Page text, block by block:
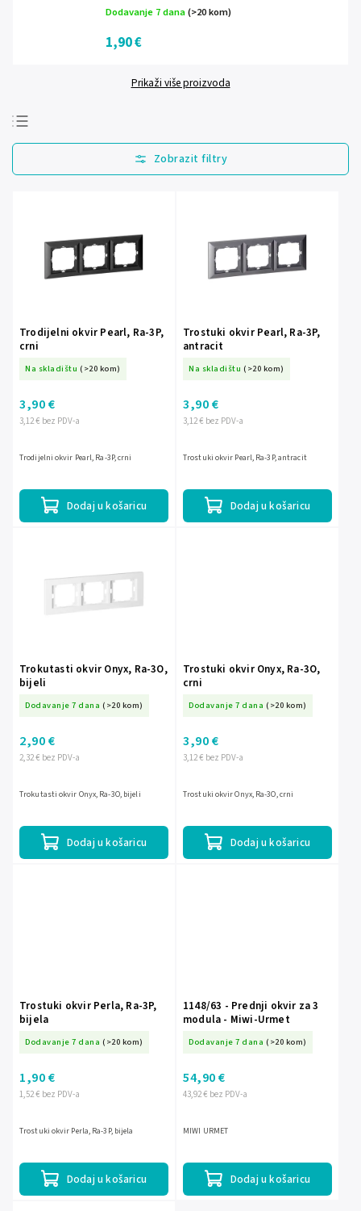
Dodavanje 7 dana(>20 kom)
1,90 €
Prikaži više proizvoda
Najprodavanije
Najjeftinije
Trodijelni okvir Pearl, Ra-3P,
crni
Na skladištu (>20 kom)
3,12 € bez PDV-a
3,90 €
Dodaj u košaricu
Trodijelni okvir Pearl, Ra-3P, crni
Trostuki okvir Pearl, Ra-3P,
antracit
Na skladištu (>20 kom)
3,12 € bez PDV-a
3,90 €
Dodaj u košaricu
Trostuki okvir Pearl, Ra-3P, antracit
Trokutasti okvir Onyx, Ra-3O,
bijeli
Dodavanje 7 dana (>20 kom)
2,32 € bez PDV-a
2,90 €
Dodaj u košaricu
Trokutasti okvir Onyx, Ra-3O, bijeli
Trostuki okvir Onyx, Ra-3O,
crni
Dodavanje 7 dana (>20 kom)
3,12 € bez PDV-a
3,90 €
Dodaj u košaricu
Trostuki okvir Onyx, Ra-3O, crni
Trostuki okvir Perla, Ra-3P,
bijela
Dodavanje 7 dana (>20 kom)
1,52 € bez PDV-a
1,90 €
Dodaj u košaricu
Trostuki okvir Perla, Ra-3P, bijela
1148/63 - Prednji okvir za 3
modula - Miwi-Urmet
Dodavanje 7 dana (>20 kom)
43,92 € bez PDV-a
54,90 €
Dodaj u košaricu
MIWI URMET